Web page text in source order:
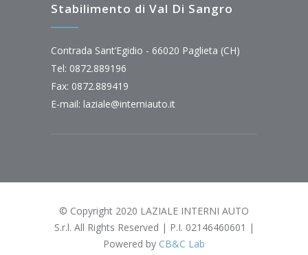
Stabilimento di Val Di Sangro
Contrada Sant’Egidio - 66020 Paglieta (CH)
Tel: 0872.889196
Fax: 0872.889419
E-mail: laziale@interniauto.it
© Copyright 2020 LAZIALE INTERNI AUTO
S.r.l. All Rights Reserved | P.I. 02146460601 |
Powered by CB&C Lab